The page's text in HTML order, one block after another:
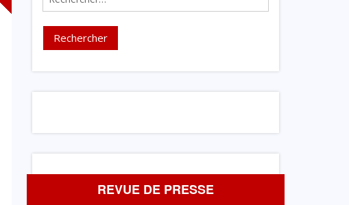
REVUE DE PRESSE